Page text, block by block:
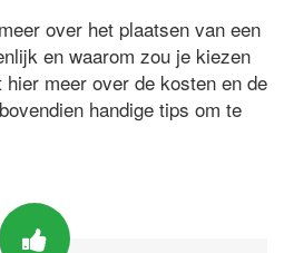
over het plaatsen van een
en waarom zou je kiezen
meer over de kosten en de
handige tips om te